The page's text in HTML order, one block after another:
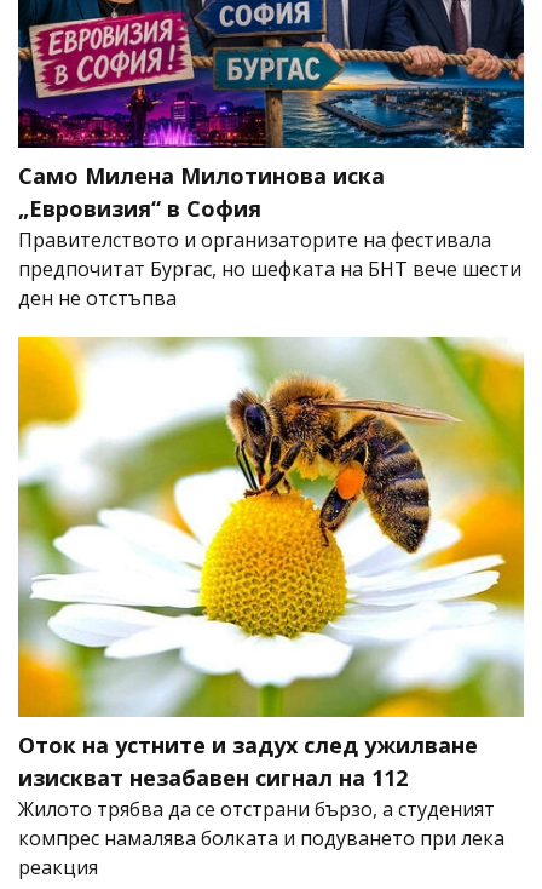
Само Милена Милотинова иска
„Евровизия“ в София
Правителството и организаторите на фестивала
предпочитат Бургас, но шефката на БНТ вече шести
ден не отстъпва
Оток на устните и задух след ужилване
изискват незабавен сигнал на 112
Жилото трябва да се отстрани бързо, а студеният
компрес намалява болката и подуването при лека
реакция